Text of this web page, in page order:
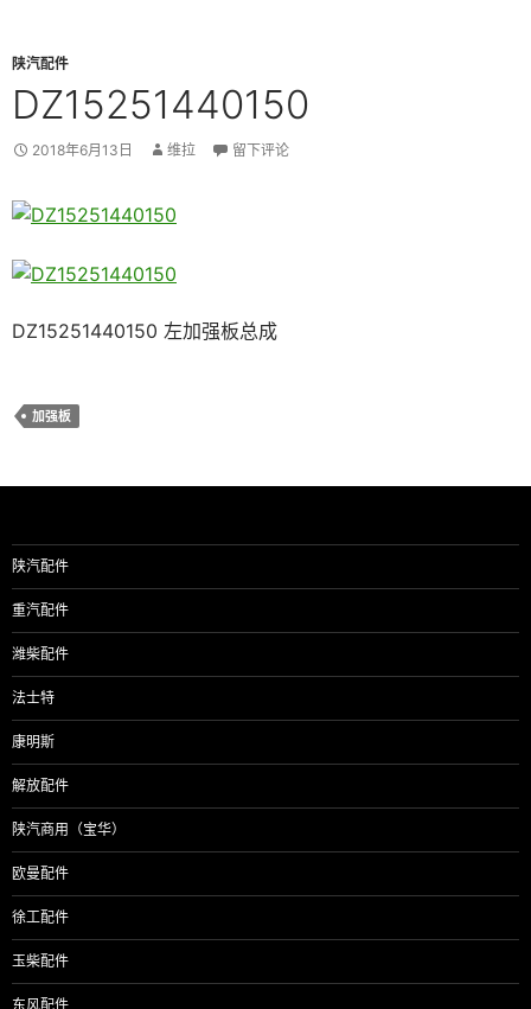
陕汽配件
DZ15251440150
2018年6月13日 维拉 留下评论
DZ15251440150 左加强板总成
加强板
陕汽配件
重汽配件
潍柴配件
法士特
康明斯
解放配件
陕汽商用（宝华）
欧曼配件
徐工配件
玉柴配件
东风配件